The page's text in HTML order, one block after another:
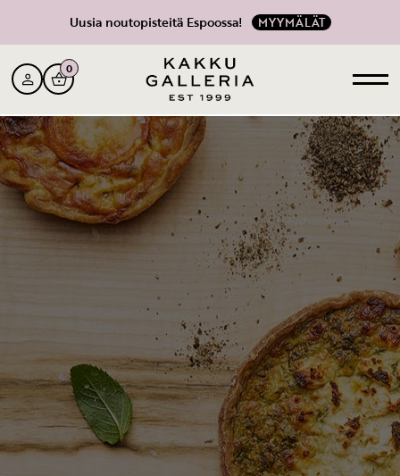
Uusia noutopisteitä Espoossa! MYYMÄLÄT
0